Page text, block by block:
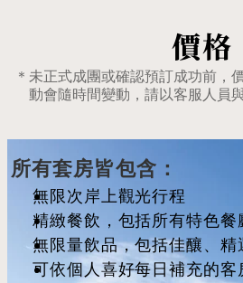
價格
＊未正式成團或確認預訂成功前，
動會隨時間變動，請以客服人員
所有套房皆包含：
無限次岸上觀光行程
精緻餐飲，包括所有特色餐
無限量飲品，包括佳釀、
可依個人喜好每日補充的客